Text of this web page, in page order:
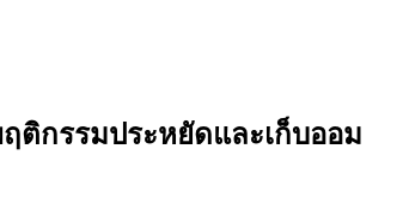
ติกรรมประหยัดและเก็บออม